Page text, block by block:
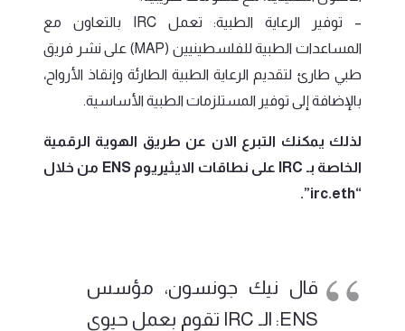
– توفير الرعاية الطبية: تعمل IRC بالتعاون مع
المساعدات الطبية للفلسطينيين (MAP) على نشر فريق
طبي طارئ لتقديم الرعاية الطبية الطارئة وإنقاذ الأرواح،
بالإضافة إلى توفير المستلزمات الطبية الأساسية.
لذلك يمكنك التبرع الان عن طريق الهوية الرقمية
الخاصة بـ IRC على نطاقات الايثيريوم ENS من خلال
“irc.eth”.
قال نيك جونسون، مؤسس
ENS: الـ IRC تقوم بعمل حيوي